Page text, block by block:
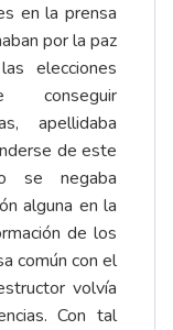
en la prensa
por la paz
elecciones
conseguir
apellidaba
de este
se negaba
alguna en la
de los
común con el
volvía
Con tal